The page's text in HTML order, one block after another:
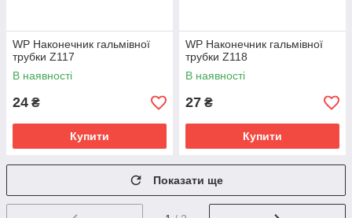
WP Наконечник гальмівної
трубки Z117
В наявності
24 ₴
Купити
WP Наконечник гальмівної
трубки Z118
В наявності
27 ₴
Купити
Показати ще